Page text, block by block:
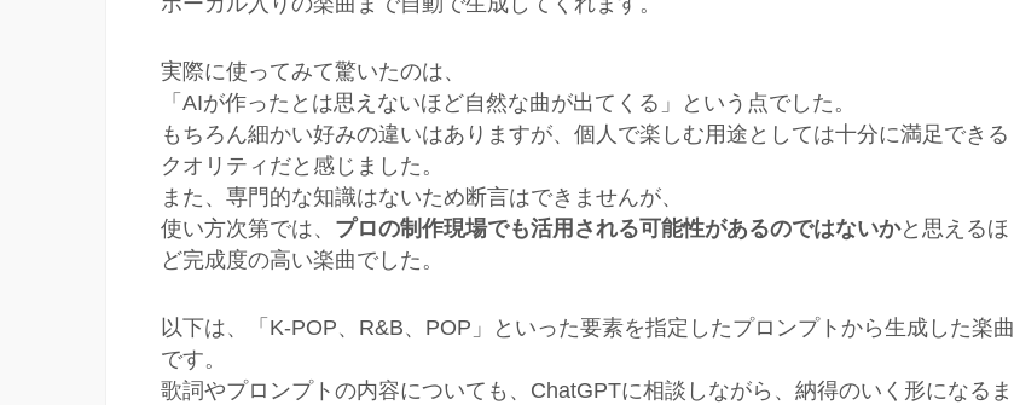
実際に使ってみて驚いたのは、
「AIが作ったとは思えないほど自然な曲が出てくる」という点でした。
もちろん細かい好みの違いはありますが、個人で楽しむ用途としては十分に満足できる
クオリティだと感じました。
また、専門的な知識はないため断言はできませんが、
使い方次第では、 プロの制作現場でも活用される可能性があるのではないかと思えるほ
ど完成度の高い楽曲でした。
以下は、「K-POP、R&B、POP」といった要素を指定したプロンプトから生成した楽曲
です。
歌詞やプロンプトの内容についても、ChatGPTに相談しながら、納得のいく形になるま